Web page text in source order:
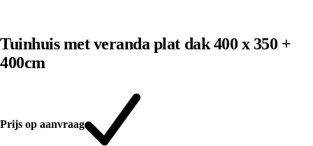
Tuinhuis met veranda plat dak 400 x 350 +
400cm
Prijs op aanvraag